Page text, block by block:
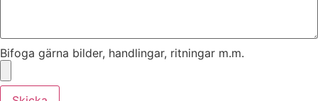
Bifoga gärna bilder, handlingar, ritningar m.m.